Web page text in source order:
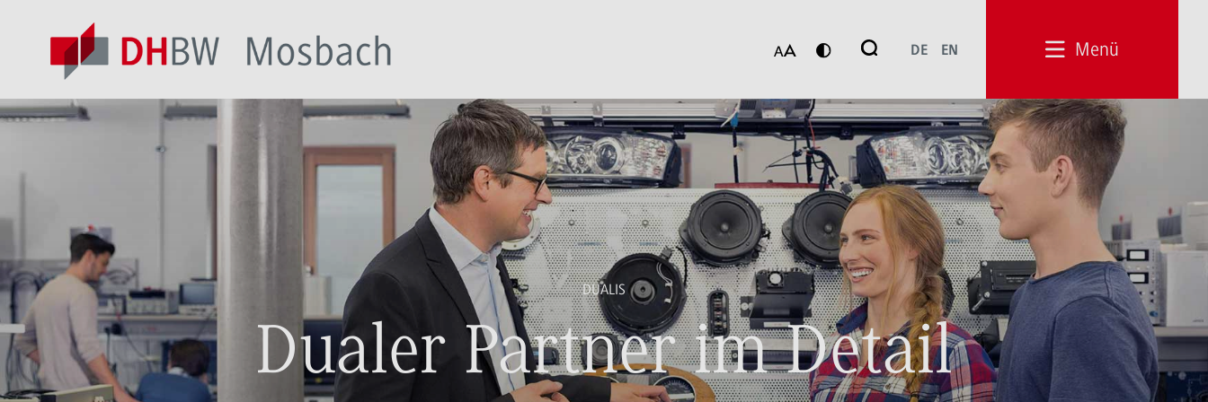
Suche
DE EN Menü
DUALIS
Dualer Partner im Detail